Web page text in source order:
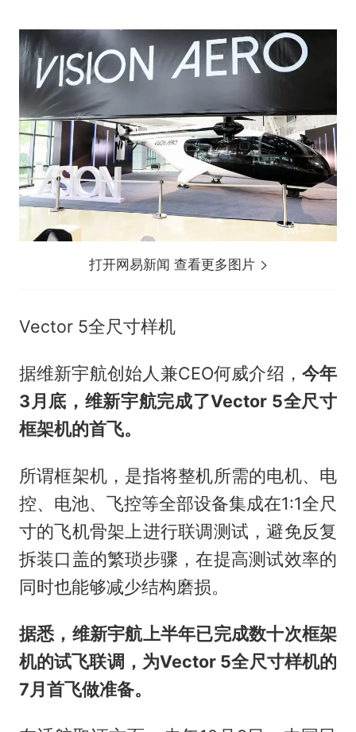
打开网易新闻 查看更多图片
Vector 5全尺寸样机
据维新宇航创始人兼CEO何威介绍， 今年
3月底，维新宇航完成了Vector 5全尺寸
框架机的首飞。
所谓框架机，是指将整机所需的电机、电
控、电池、飞控等全部设备集成在1:1全尺
寸的飞机骨架上进行联调测试，避免反复
拆装口盖的繁琐步骤，在提高测试效率的
同时也能够减少结构磨损。
据悉，维新宇航上半年已完成数十次框架
机的试飞联调，为Vector 5全尺寸样机的
7月首飞做准备。